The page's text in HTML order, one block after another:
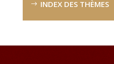
INDEX DES THÈMES